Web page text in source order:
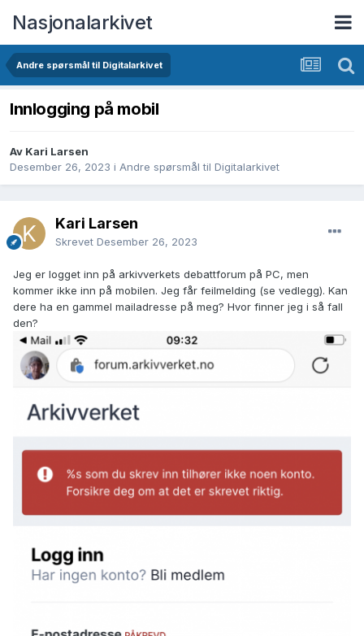
Nasjonalarkivet
Andre spørsmål til Digitalarkivet
Innlogging på mobil
Av Kari Larsen
Desember 26, 2023 i Andre spørsmål til Digitalarkivet
Kari Larsen
Skrevet Desember 26, 2023
Jeg er logget inn på arkivverkets debattforum på PC, men
kommer ikke inn på mobilen. Jeg får feilmelding (se vedlegg). Kan
dere ha en gammel mailadresse på meg? Hvor finner jeg i så fall
den?